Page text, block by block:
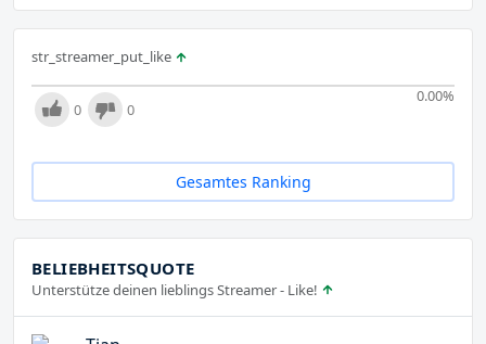
str_streamer_put_like
0.00%
0 0
Gesamtes Ranking
BELIEBHEITSQUOTE
Unterstütze deinen lieblings Streamer - Like!